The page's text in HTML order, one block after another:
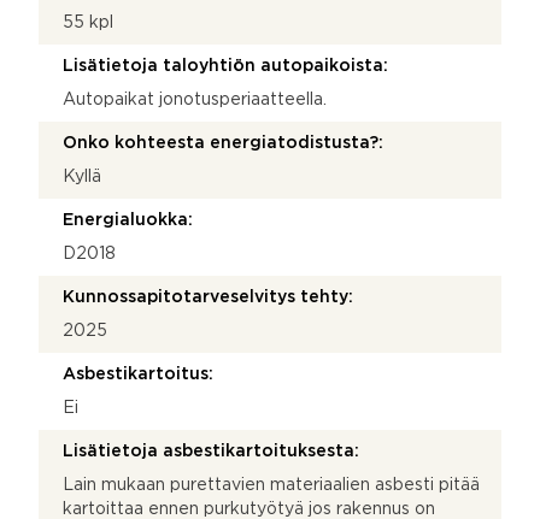
55 kpl
Lisätietoja taloyhtiön autopaikoista:
Autopaikat jonotusperiaatteella.
Onko kohteesta energiatodistusta?:
Kyllä
Energialuokka:
D2018
Kunnossapitotarveselvitys tehty:
2025
Asbestikartoitus:
Ei
Lisätietoja asbestikartoituksesta:
Lain mukaan purettavien materiaalien asbesti pitää
kartoittaa ennen purkutyötyä jos rakennus on